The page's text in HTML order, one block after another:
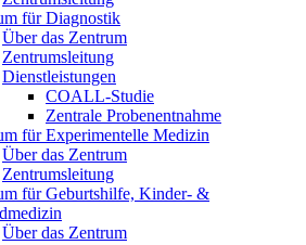
für Diagnostik
Über das Zentrum
Zentrumsleitung
Dienstleistungen
COALL-Studie
Zentrale Probenentnahme
für Experimentelle Medizin
Über das Zentrum
Zentrumsleitung
für Geburtshilfe, Kinder- &
Über das Zentrum